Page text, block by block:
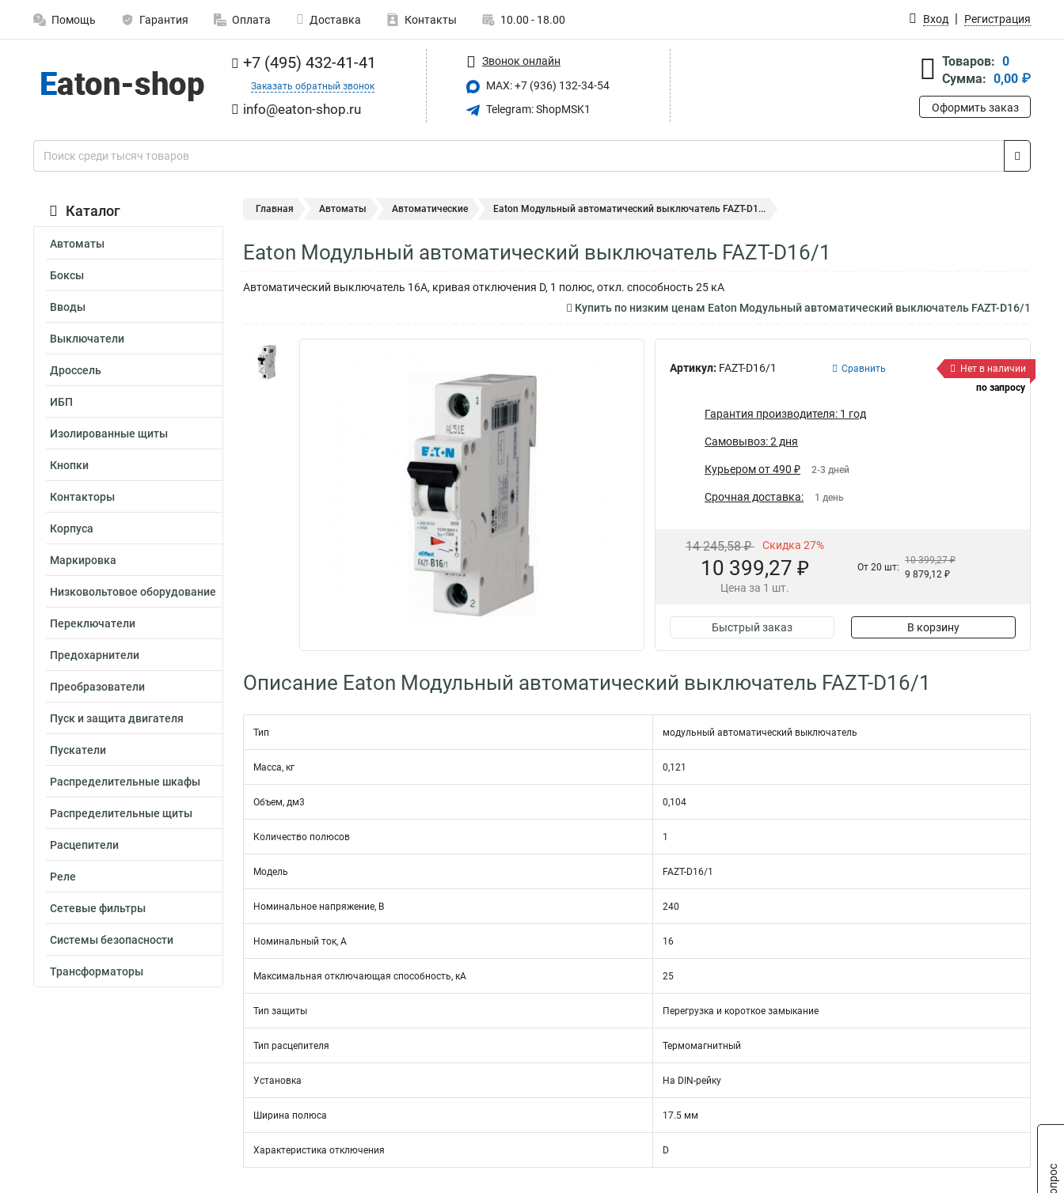
Помощь Гарантия Оплата Доставка Контакты 10.00 - 18.00 Вход Регистрация
+7 (495) 432-41-41
Заказать обратный звонок
info@eaton-shop.ru
Звонок онлайн
MAX: +7 (936) 132-34-54
Telegram: ShopMSK1
Товаров: 0
Сумма: 0,00 ₽
Оформить заказ
Каталог
Автоматы
Боксы
Вводы
Выключатели
Дроссель
ИБП
Изолированные щиты
Кнопки
Контакторы
Корпуса
Маркировка
Низковольтовое оборудование
Переключатели
Предохарнители
Преобразователи
Пуск и защита двигателя
Пускатели
Распределительные шкафы
Распределительные щиты
Расцепители
Реле
Сетевые фильтры
Системы безопасности
Трансформаторы
Главная Автоматы Автоматические Eaton Модульный автоматический выключатель FAZT-D1...
Eaton Модульный автоматический выключатель FAZT-D16/1
Автоматический выключатель 16А, кривая отключения D, 1 полюс, откл. способность 25 кА
Купить по низким ценам Eaton Модульный автоматический выключатель FAZT-D16/1
Артикул: FAZT-D16/1 Сравнить
Нет в наличии
по запросу
Гарантия производителя: 1 год
Самовывоз: 2 дня
Курьером от 490 ₽ 2-3 дней
Срочная доставка: 1 день
14 245,58 ₽ Скидка 27%
10 399,27 ₽
Цена за 1 шт.
От 20 шт:
10 399,27 ₽
9 879,12 ₽
Быстрый заказ В корзину
Описание Eaton Модульный автоматический выключатель FAZT-D16/1
Тип модульный автоматический выключатель
Масса, кг 0,121
Объем, дм3 0,104
Количество полюсов 1
Модель FAZT-D16/1
Номинальное напряжение, В 240
Номинальный ток, А 16
Максимальная отключающая способность, кА 25
Тип защиты Перегрузка и короткое замыкание
Тип расцепителя Термомагнитный
Установка На DIN-рейку
Ширина полюса 17.5 мм
Характеристика отключения D